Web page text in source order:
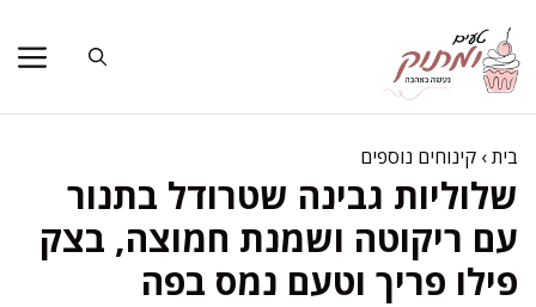
לתוכן
בית› קינוחים נוספים
שלוליות גבינה שטרודל בתנור
עם ריקוטה ושמנת חמוצה, בצק
פילו פריך וטעם נמס בפה